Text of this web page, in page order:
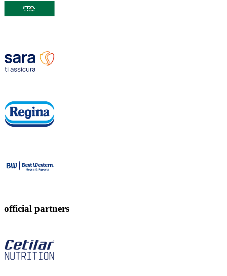
official partners